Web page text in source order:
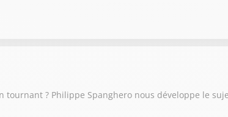
tournant ? Philippe Spanghero nous développe le